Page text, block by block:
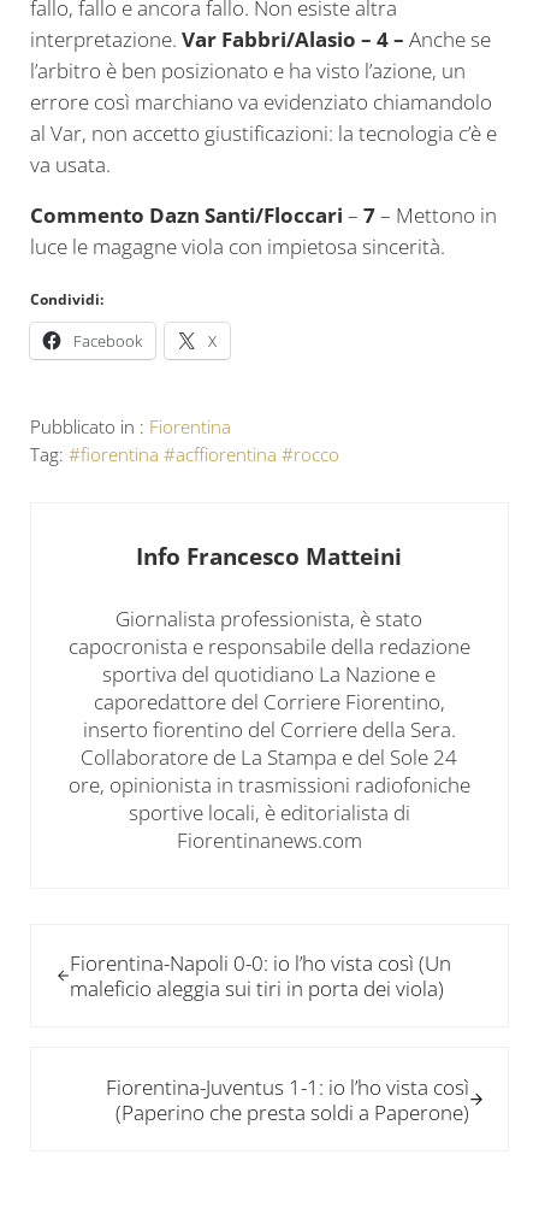
fallo, fallo e ancora fallo. Non esiste altra
interpretazione. Var Fabbri/Alasio – 4 – Anche se
l’arbitro è ben posizionato e ha visto l’azione, un
errore così marchiano va evidenziato chiamandolo
al Var, non accetto giustificazioni: la tecnologia c’è e
va usata.
Commento Dazn Santi/Floccari – 7– Mettono in
luce le magagne viola con impietosa sincerità.
Condividi:
Facebook X
Pubblicato in : Fiorentina
Tag: #fiorentina #acffiorentina #rocco
Info Francesco Matteini
Giornalista professionista, è stato
capocronista e responsabile della redazione
sportiva del quotidiano La Nazione e
caporedattore del Corriere Fiorentino,
inserto fiorentino del Corriere della Sera.
Collaboratore de La Stampa e del Sole 24
ore, opinionista in trasmissioni radiofoniche
sportive locali, è editorialista di
Fiorentinanews.com
Fiorentina-Napoli 0-0: io l’ho vista così (Un
maleficio aleggia sui tiri in porta dei viola)
Fiorentina-Juventus 1-1: io l’ho vista così
(Paperino che presta soldi a Paperone)